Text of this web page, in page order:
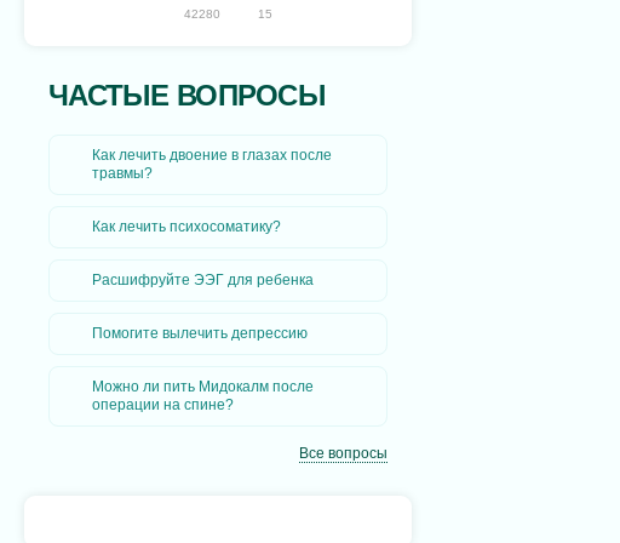
42280 15
ЧАСТЫЕ ВОПРОСЫ
Как лечить двоение в глазах после
травмы?
Как лечить психосоматику?
Расшифруйте ЭЭГ для ребенка
Помогите вылечить депрессию
Можно ли пить Мидокалм после
операции на спине?
Все вопросы